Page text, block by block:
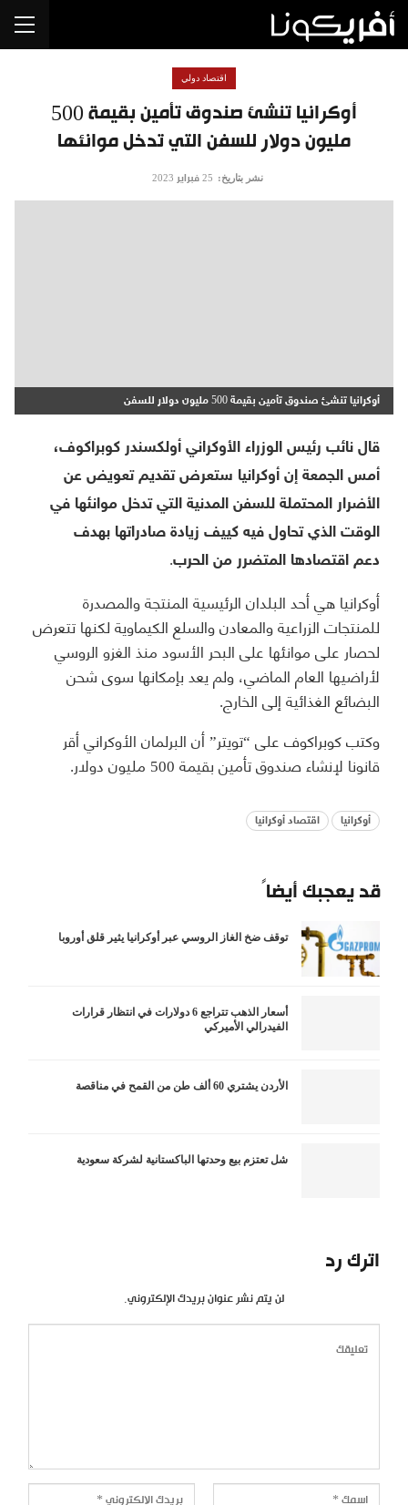
أوكرانيا تنشئ صندوق تأمين بقيمة 500
مليون دولار للسفن التي تدخل موانئها
اقتصاد دولي
نشر بتاريخ: 25 فبراير 2023
أوكرانيا تنشئ صندوق تأمين بقيمة 500 مليون دولار للسفن
قال نائب رئيس الوزراء الأوكراني أولكسندر كوبراكوف،
أمس الجمعة إن أوكرانيا ستعرض تقديم تعويض عن
الأضرار المحتملة للسفن المدنية التي تدخل موانئها في
الوقت الذي تحاول فيه كييف زيادة صادراتها بهدف
دعم اقتصادها المتضرر من الحرب.
أوكرانيا هي أحد البلدان الرئيسية المنتجة والمصدرة
للمنتجات الزراعية والمعادن والسلع الكيماوية لكنها تتعرض
لحصار على موانئها على البحر الأسود منذ الغزو الروسي
لأراضيها العام الماضي، ولم يعد بإمكانها سوى شحن
البضائع الغذائية إلى الخارج.
وكتب كوبراكوف على “تويتر” أن البرلمان الأوكراني أقر
قانونا لإنشاء صندوق تأمين بقيمة 500 مليون دولار.
أوكرانيا اقتصاد أوكرانيا
قد يعجبك أيضاً
توقف ضخ الغاز الروسي عبر أوكرانيا يثير قلق أوروبا
أسعار الذهب تتراجع 6 دولارات في انتظار قرارات
الفيدرالي الأميركي
الأردن يشتري 60 ألف طن من القمح في مناقصة
شل تعتزم بيع وحدتها الباكستانية لشركة سعودية
اترك رد
لن يتم نشر عنوان بريدك الإلكتروني.